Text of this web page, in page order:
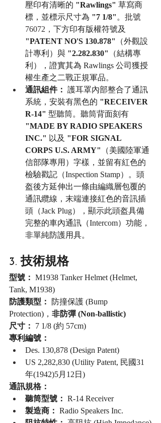
壓印有清晰的 "Rawlings" 草寫商
標，並標示尺寸為 "7 1/8" 。 批號
76072， 下方印有版權符號及
"PATENT NO'S 130.878"
（外觀設
計專利）與 "2.282.830"
（結構專
利），證實其為 Rawlings 公司獲授
權生產之二戰正規軍品。
通訊組件： 護耳罩內部整合了通訊
系統，安裝有黑色的 "RECEIVER
R-14" 型聽筒。聽筒背面刻有
"MADE BY RADIO SPEAKERS
INC." 以及 "FOR SIGNAL
CORPS U.S. ARMY"
（美國陸軍通
信部隊專用）字樣，並留有紅色的
檢驗戳記（Inspection Stamp）。頭
盔後方延伸出一條由編織層包覆的
通訊纜線，末端連接紅色的音訊插
頭（Jack Plug），顯示此頭盔具備
完整的車內通訊（Intercom）功能，
非單純防護用具。
3. 技術規格
型號： M1938 Tanker Helmet (Helmet,
Tank, M1938)
防護類型：
防撞保護 (Bump
Protection)， 非防彈 (Non-ballistic)
尺寸：
7 1/8 (約 57cm)
專利編號：
Des. 130,878 (Design Patent)
US 2,282,830 (Utility Patent, 民國31
年(1942)5月12日)
通訊規格：
聽筒型號： R-14 Receiver
製造商： Radio Speakers Inc.